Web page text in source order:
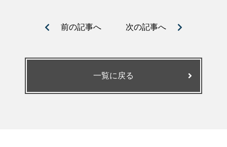
前の記事へ 次の記事へ
一覧に戻る